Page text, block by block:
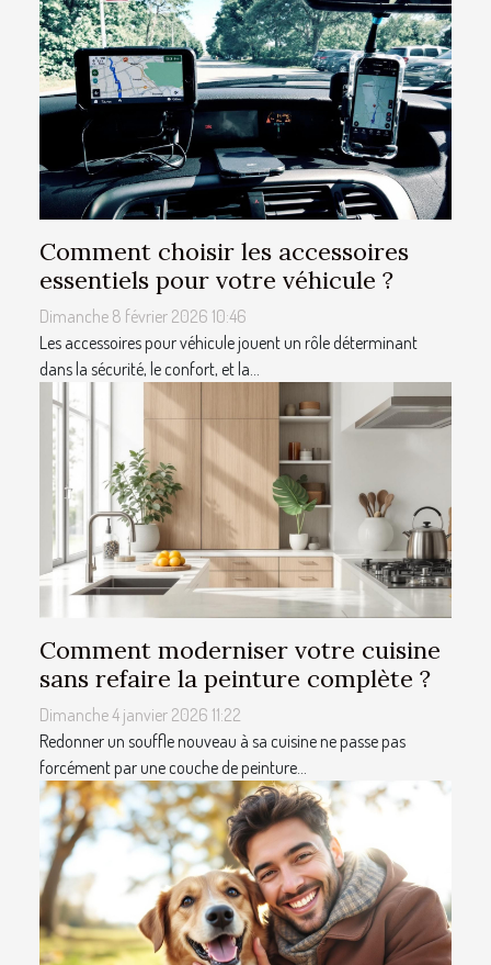
Comment choisir les accessoires
essentiels pour votre véhicule ?
Dimanche 8 février 2026 10:46
Les accessoires pour véhicule jouent un rôle déterminant
dans la sécurité, le confort, et la...
Comment moderniser votre cuisine
sans refaire la peinture complète ?
Dimanche 4 janvier 2026 11:22
Redonner un souffle nouveau à sa cuisine ne passe pas
forcément par une couche de peinture...